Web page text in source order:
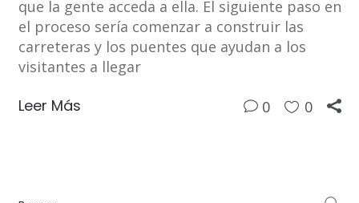
que la gente acceda a ella. El siguiente paso en
el proceso sería comenzar a construir las
carreteras y los puentes que ayudan a los
visitantes a llegar
Leer Más 0 0